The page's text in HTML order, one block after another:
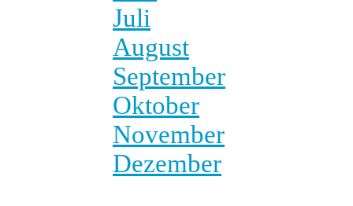
Juli
August
September
Oktober
November
Dezember